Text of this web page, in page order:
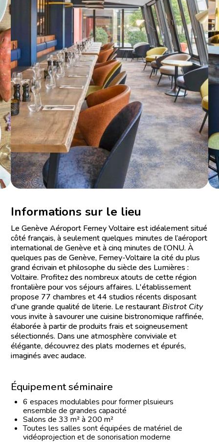
Informations sur le lieu
Le Genève Aéroport Ferney Voltaire est idéalement situé
côté français, à seulement quelques minutes de l’aéroport
international de Genève et à cinq minutes de l’ONU. À
quelques pas de Genève, Ferney-Voltaire la cité du plus
grand écrivain et philosophe du siècle des Lumières :
Voltaire. Profitez des nombreux atouts de cette région
frontalière pour vos séjours affaires. L'établissement
propose 77 chambres et 44 studios récents disposant
d'une grande qualité de literie. Le restaurant Bistrot City
vous invite à savourer une cuisine bistronomique raffinée,
élaborée à partir de produits frais et soigneusement
sélectionnés. Dans une atmosphère conviviale et
élégante, découvrez des plats modernes et épurés,
imaginés avec audace.
Équipement séminaire
6 espaces modulables pour former plsuieurs
ensemble de grandes capacité
Salons de 33 m² à 200 m²
Toutes les salles sont équipées de matériel de
vidéoprojection et de sonorisation moderne